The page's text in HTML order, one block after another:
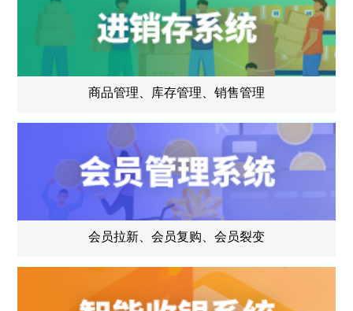
商品管理、库存管理、销售管理
会员拉新、会员复购、会员裂变